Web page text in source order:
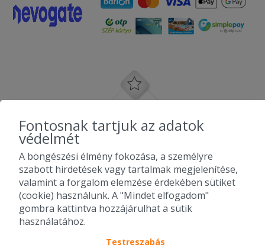
Fontosnak tartjuk az adatok
védelmét
A böngészési élmény fokozása, a személyre
szabott hirdetések vagy tartalmak megjelenítése,
valamint a forgalom elemzése érdekében sütiket
(cookie) használunk. A "Mindet elfogadom"
gombra kattintva hozzájárulhat a sütik
használatához.
Testreszabás